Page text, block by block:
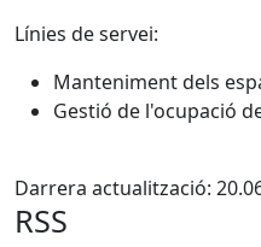
Línies de servei:
Manteniment dels
Gestió de l'ocupació
Darrera actualització:
RSS